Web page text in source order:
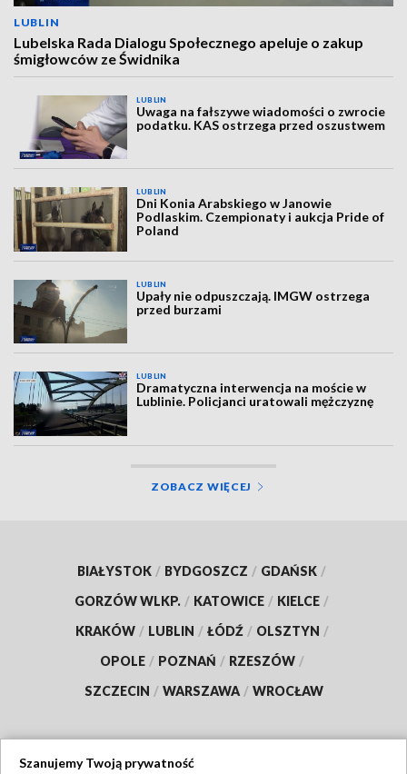
LUBLIN
Lubelska Rada Dialogu Społecznego apeluje o zakup
śmigłowców ze Świdnika
LUBLIN
Uwaga na fałszywe wiadomości o zwrocie
podatku. KAS ostrzega przed oszustwem
LUBLIN
Dni Konia Arabskiego w Janowie
Podlaskim. Czempionaty i aukcja Pride of
Poland
LUBLIN
Upały nie odpuszczają. IMGW ostrzega
przed burzami
LUBLIN
Dramatyczna interwencja na moście w
Lublinie. Policjanci uratowali mężczyznę
ZOBACZ WIĘCEJ
BIAŁYSTOK / BYDGOSZCZ / GDAŃSK /
GORZÓW WLKP. / KATOWICE / KIELCE /
KRAKÓW / LUBLIN / ŁÓDŹ / OLSZTYN /
OPOLE / POZNAŃ / RZESZÓW /
SZCZECIN / WARSZAWA / WROCŁAW
Szanujemy Twoją prywatność